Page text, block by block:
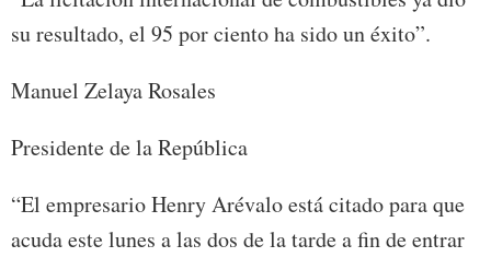
su resultado, el 95 por ciento ha sido un éxito”.
Manuel Zelaya Rosales
Presidente de la República
“El empresario Henry Arévalo está citado para que
acuda este lunes a las dos de la tarde a fin de entrar